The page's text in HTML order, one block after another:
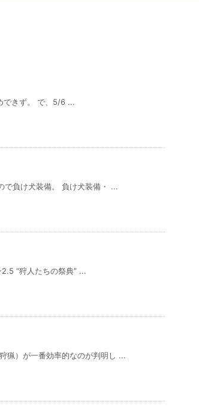
できず。 で、5/6 ...
で負け犬装備。 負け犬装備・ ...
“狩人たちの祭典” ...
猟）が一番効率的なのが判明し ...